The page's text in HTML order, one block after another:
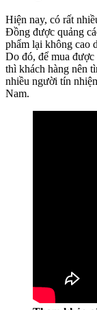
Hiện nay, có rất
Đồng được quảng
phẩm lại không cao
Do đó, để mua được
thì khách hàng nên
nhiều người tín
Nam.